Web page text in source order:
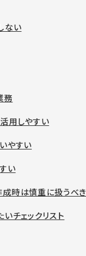
ない
務
用しやすい
やすい
い
時は慎重に扱うべき
チェックリスト